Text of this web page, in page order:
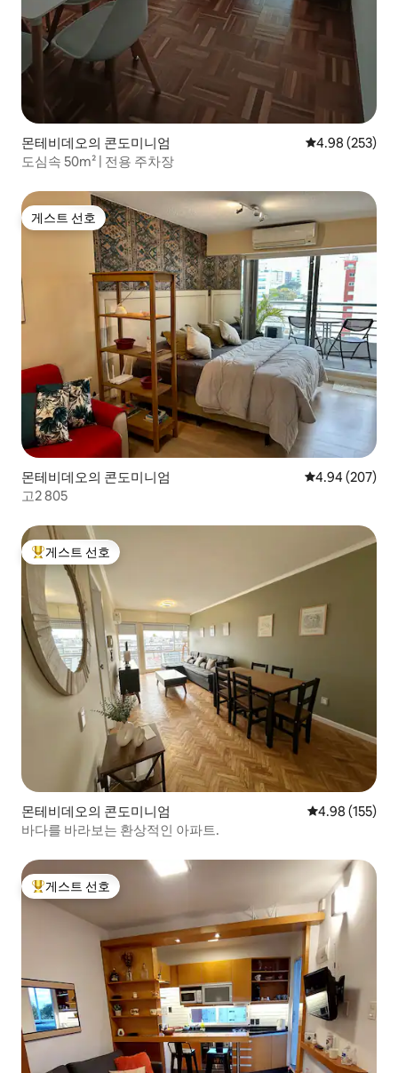
몬테비데오의 콘도미니엄 평점 4.98점(5
4.98 (253)
도심속 50m² | 전용 주차장
게스트 선호
게스트 선호
몬테비데오의 콘도미니엄 평점 4.94점(5
4.94 (207)
고2 805
상위 게스트 선호
게스트 선호
몬테비데오의 콘도미니엄 평점 4.98점(5
4.98 (155)
바다를 바라보는 환상적인 아파트.
상위 게스트 선호
게스트 선호